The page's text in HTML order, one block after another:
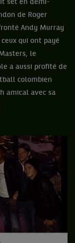
set en demi-
de Roger
Andy Murray
qui ont payé
le
a aussi profité de
colombien
amical avec sa